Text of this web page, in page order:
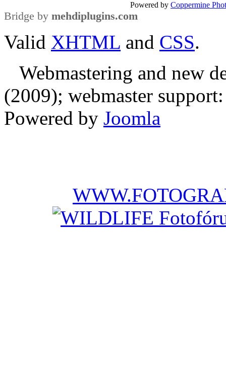
Powered by Coppermine
Bridge by mehdiplugins.com
Valid XHTML and CSS.
Webmastering and new
(2009); webmaster
Powered by Joomla